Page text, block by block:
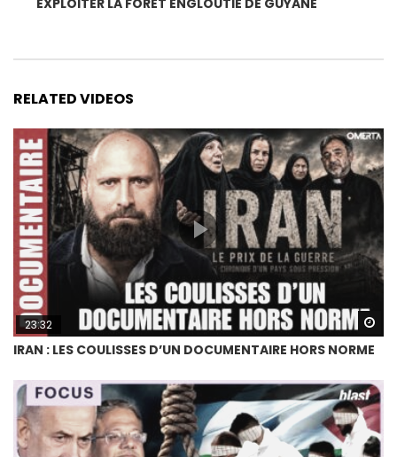
EXPLOITER LA FORÊT ENGLOUTIE DE GUYANE
RELATED VIDEOS
23:32
IRAN : LES COULISSES D’UN DOCUMENTAIRE HORS NORME